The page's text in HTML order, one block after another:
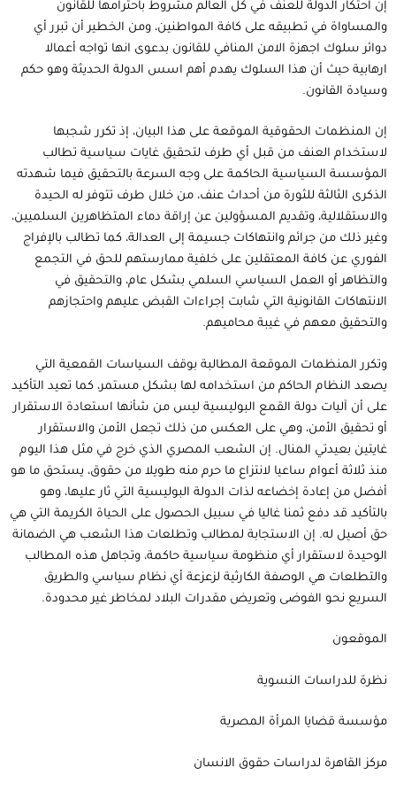
إن احتكار الدولة للعنف في كل العالم مشروط باحترامها للقانون
والمساواة في تطبيقه على كافة المواطنين، ومن الخطير أن تبرر أي
دوائر سلوك اجهزة الامن المنافي للقانون بدعوى انها تواجه أعمالا
ارهابية حيث أن هذا السلوك يهدم أهم اسس الدولة الحديثة وهو حكم
وسيادة القانون.
إن المنظمات الحقوقية الموقعة على هذا البيان، إذ تكرر شجبها
لاستخدام العنف من قبل أي طرف لتحقيق غايات سياسية تطالب
المؤسسة السياسية الحاكمة على وجه السرعة بالتحقيق فيما شهدته
الذكرى الثالثة للثورة من أحداث عنف، من خلال طرف تتوفر له الحيدة
والاستقلالية، وتقديم المسؤولين عن إراقة دماء المتظاهرين السلميين،
وغير ذلك من جرائم وانتهاكات جسيمة إلى العدالة، كما تطالب بالإفراج
الفوري عن كافة المعتقلين على خلفية ممارستهم للحق في التجمع
والتظاهر أو العمل السياسي السلمي بشكل عام، والتحقيق في
الانتهاكات القانونية التي شابت إجراءات القبض عليهم واحتجازهم
والتحقيق معهم في غيبة محاميهم.
وتكرر المنظمات الموقعة المطالبة بوقف السياسات القمعية التي
يصعد النظام الحاكم من استخدامه لها بشكل مستمر، كما تعيد التأكيد
على أن آليات دولة القمع البوليسية ليس من شأنها استعادة الاستقرار
أو تحقيق الأمن، وهي على العكس من ذلك تجعل الأمن والاستقرار
غايتين بعيدتي المنال. إن الشعب المصري الذي خرج في مثل هذا اليوم
منذ ثلاثة أعوام ساعيا لانتزاع ما حرم منه طويلا من حقوق، يستحق ما هو
أفضل من إعادة إخضاعه لذات الدولة البوليسية التي ثار عليها، وهو
بالتأكيد قد دفع ثمنا غاليا في سبيل الحصول على الحياة الكريمة التي هي
حق أصيل له. إن الاستجابة لمطالب وتطلعات هذا الشعب هي الضمانة
الوحيدة لاستقرار أي منظومة سياسية حاكمة، وتجاهل هذه المطالب
والتطلعات هي الوصفة الكارثية لزعزعة أي نظام سياسي والطريق
السريع نحو الفوضى وتعريض مقدرات البلاد لمخاطر غير محدودة.
الموقعون
نظرة للدراسات النسوية
مؤسسة قضايا المرأة المصرية
مركز القاهرة لدراسات حقوق الانسان